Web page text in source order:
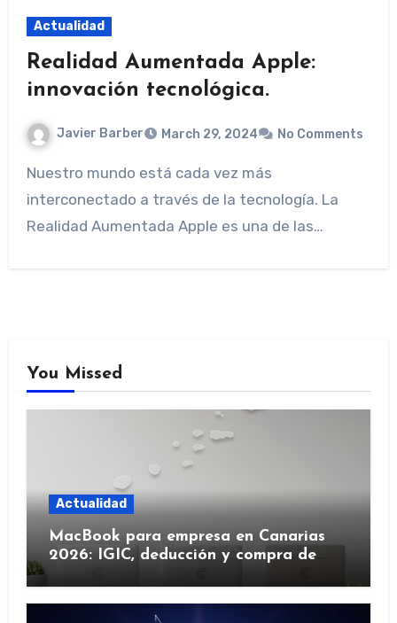
Actualidad
Realidad Aumentada Apple:
innovación tecnológica.
Javier Barber March 29, 2024 No Comments
Nuestro mundo está cada vez más
interconectado a través de la tecnología. La
Realidad Aumentada Apple es una de las…
You Missed
Actualidad
MacBook para empresa en Canarias
2026: IGIC, deducción y compra de